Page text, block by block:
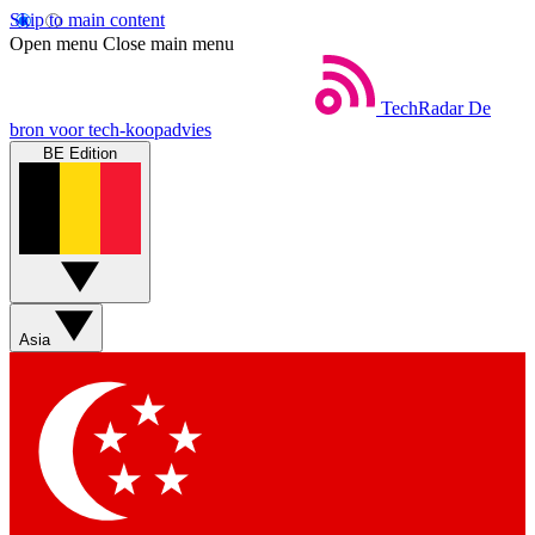
Skip to main content
Open menu Close main menu
TechRadar De
bron voor tech-koopadvies
BE Edition
Asia